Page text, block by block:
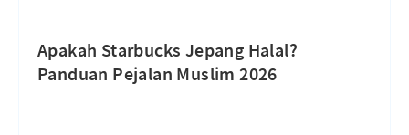
Apakah Starbucks Jepang Halal?
Panduan Pejalan Muslim 2026